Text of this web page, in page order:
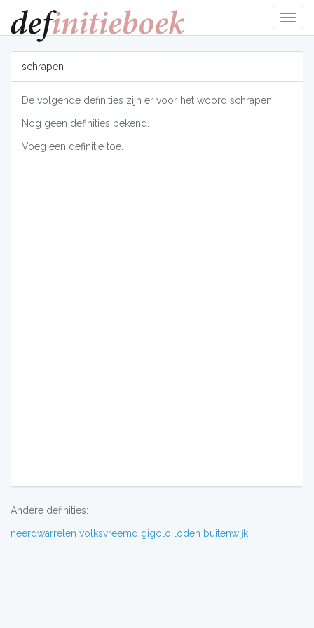
tonen
schrapen
De volgende definities zijn er voor het woord schrapen
Nog geen definities bekend.
Voeg een definitie toe.
Andere definities:
neerdwarrelen volksvreemd gigolo loden buitenwĳk